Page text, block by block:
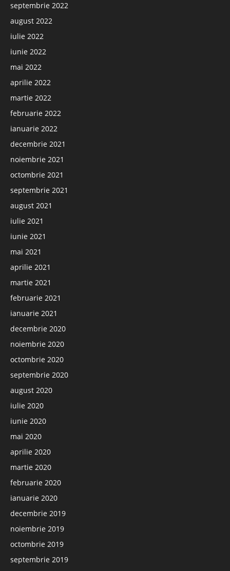
septembrie 2022
august 2022
iulie 2022
iunie 2022
mai 2022
aprilie 2022
martie 2022
februarie 2022
ianuarie 2022
decembrie 2021
noiembrie 2021
octombrie 2021
septembrie 2021
august 2021
iulie 2021
iunie 2021
mai 2021
aprilie 2021
martie 2021
februarie 2021
ianuarie 2021
decembrie 2020
noiembrie 2020
octombrie 2020
septembrie 2020
august 2020
iulie 2020
iunie 2020
mai 2020
aprilie 2020
martie 2020
februarie 2020
ianuarie 2020
decembrie 2019
noiembrie 2019
octombrie 2019
septembrie 2019